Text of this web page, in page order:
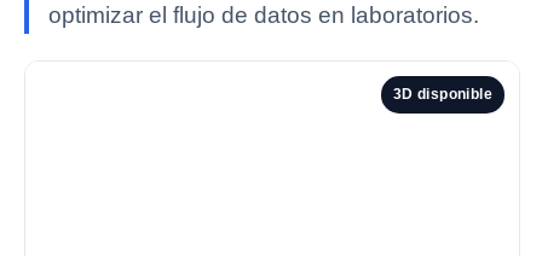
optimizar el flujo de datos en laboratorios.
3D disponible